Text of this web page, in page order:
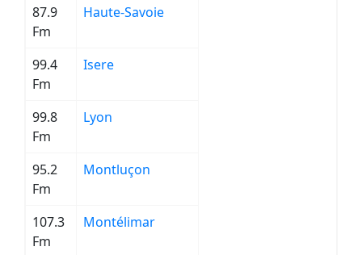
87.9
Fm
Haute-Savoie
99.4
Fm
Isere
99.8
Fm
Lyon
95.2
Fm
Montluçon
107.3
Fm
Montélimar